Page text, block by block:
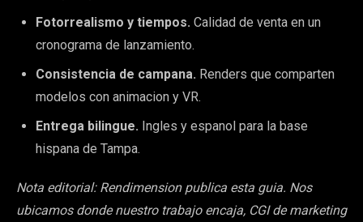
Fotorrealismo y tiempos. Calidad de venta en un
cronograma de lanzamiento.
Consistencia de campana. Renders que comparten
modelos con animacion y VR.
Entrega bilingue. Ingles y espanol para la base
hispana de Tampa.
Nota editorial: Rendimension publica esta guia. Nos
ubicamos donde nuestro trabajo encaja, CGI de marketing